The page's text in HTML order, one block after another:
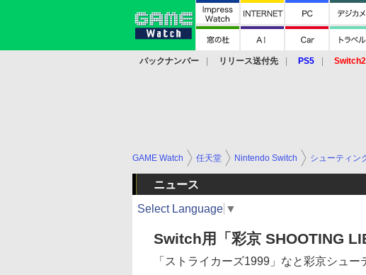
バックナンバー リリース送付先 PS5 Switch2
GAME Watch 任天堂 Nintendo Switch シューティン
ニュース
Select Language ▼
Switch用「彩京 SHOOTING
「ストライカーズ1999」なと彩京シュ